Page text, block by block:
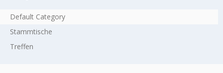
Default Category
Stammtische
Treffen